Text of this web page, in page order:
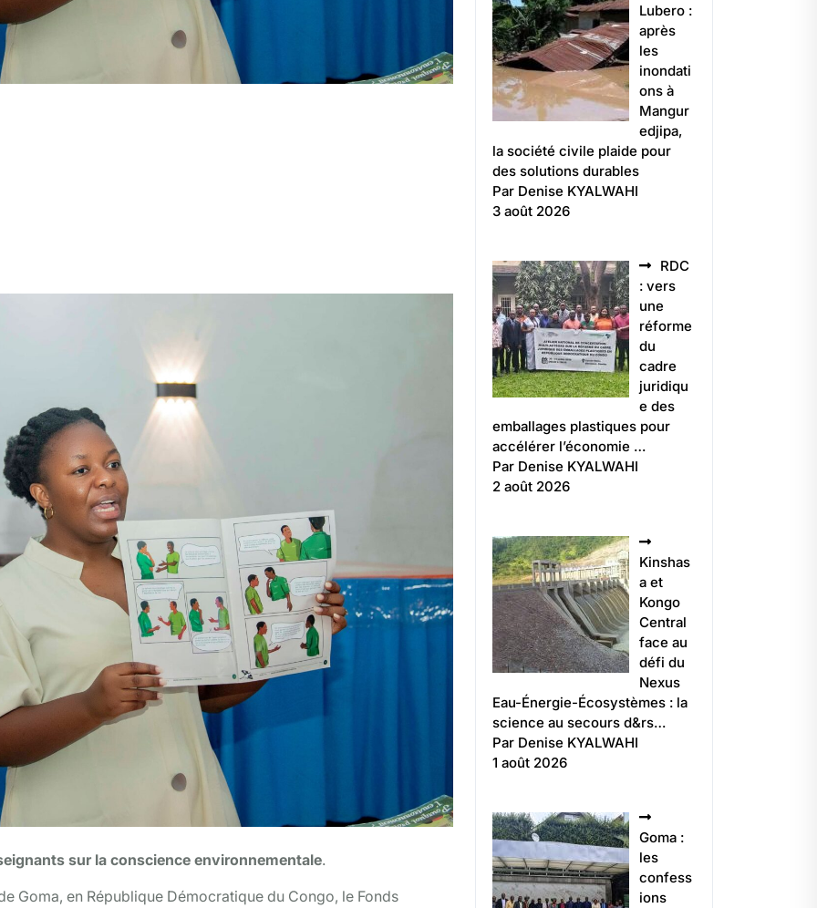
sur la conscience environnementale.
Goma, en République Démocratique du Congo, le Fonds
Lubero :
après
les
inondati
ons à
Mangur
edjipa,
la société civile plaide pour
des solutions durables
Par Denise KYALWAHI
3 août 2026
RDC
: vers
une
réforme
du
cadre
juridiqu
e des
emballages plastiques pour
accélérer l’économie …
Par Denise KYALWAHI
2 août 2026
Kinshas
a et
Kongo
Central
face au
défi du
Nexus
Eau-Énergie-Écosystèmes : la
science au secours d&rs…
Par Denise KYALWAHI
1 août 2026
Goma :
les
confess
ions